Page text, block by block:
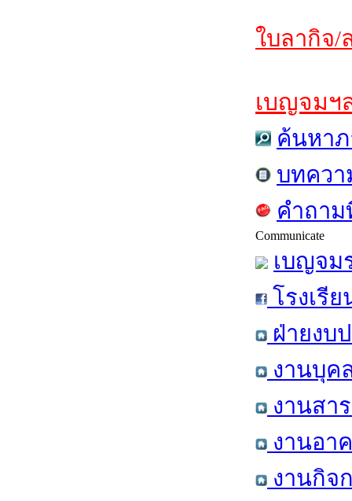
ใบลากิจ/
เบญจมฯ
ค้นหาภ
บทควา
คำถา
Communicate
เบญจม
โรงเรี
ฝ่ายงบ
งานบุค
งานสา
งานอา
งานกิจ